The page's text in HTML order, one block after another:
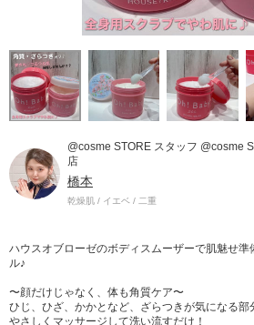
@cosme STORE スタッフ @cosme
店
橋本
乾燥肌 / イエベ / 二重
ハウスオブローゼのボディスムーザーで肌魅せ準
ル♪
〜顔だけじゃなく、体も角質ケア〜
ひじ、ひざ、かかとなど、ざらつきが気になる
やさしくマッサージして洗い流すだけ！